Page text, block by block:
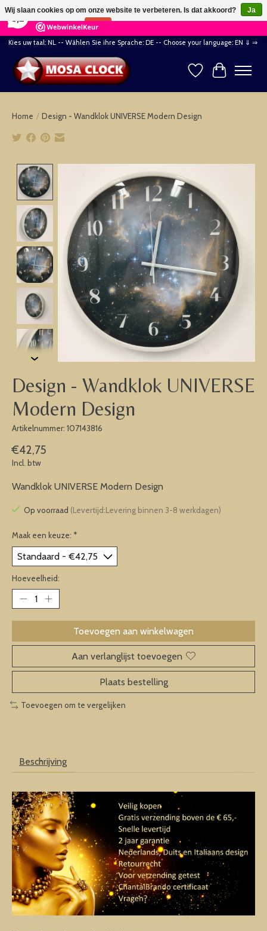
164 Reviews ×
Kies uw taal: NL -- Wählen Sie ihre Sprache: DE -- Choose your language: EN ⇓ ⇒
Verlanglijst
Home / Design - Wandklok UNIVERSE Modern Design
Product image slideshow Items
Design - Wandklok UNIVERSE
Modern Design
Artikelnummer: 107143816
€42,75
Incl. btw
Wandklok UNIVERSE Modern Design
Op voorraad (Levertijd:Levering binnen 3-8 werkdagen)
Maak een keuze: *
Hoeveelheid:
Toevoegen aan winkelwagen
Aan verlanglijst toevoegen
Plaats bestelling
Toevoegen om te vergelijken
Beschrijving
Wij slaan cookies op om onze website te verbeteren. Is dat akkoord?
Ja
Nee